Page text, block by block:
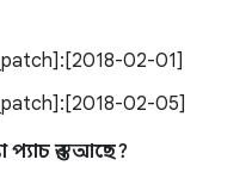
02-01]
02-05]
স্তর আছে?